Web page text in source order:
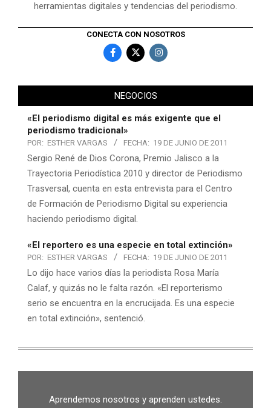
herramientas digitales y tendencias del periodismo.
CONECTA CON NOSOTROS
NEGOCIOS
«El periodismo digital es más exigente que el
periodismo tradicional»
POR: ESTHER VARGAS FECHA: 19 DE JUNIO DE 2011
Sergio René de Dios Corona, Premio Jalisco a la
Trayectoria Periodística 2010 y director de Periodismo
Trasversal, cuenta en esta entrevista para el Centro
de Formación de Periodismo Digital su experiencia
haciendo periodismo digital.
«El reportero es una especie en total extinción»
POR: ESTHER VARGAS FECHA: 19 DE JUNIO DE 2011
Lo dijo hace varios días la periodista Rosa María
Calaf, y quizás no le falta razón. «El reporterismo
serio se encuentra en la encrucijada. Es una especie
en total extinción», sentenció.
Aprendemos nosotros y aprenden ustedes.